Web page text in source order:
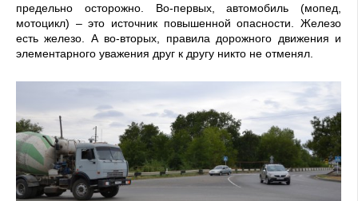
предельно осторожно. Во-первых, автомобиль (мопед,
мотоцикл) – это источник повышенной опасности. Железо
есть железо. А во-вторых, правила дорожного движения и
элементарного уважения друг к другу никто не отменял.